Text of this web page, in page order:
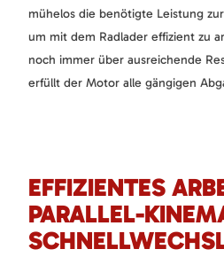
mühelos die benötigte Leistung
um mit dem Radlader effizient zu
noch immer über ausreichende
erfüllt der Motor alle gängigen
EFFIZIENTES
PARALLEL-